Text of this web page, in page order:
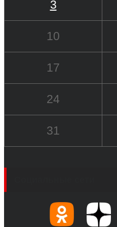
3
10
17
24
31